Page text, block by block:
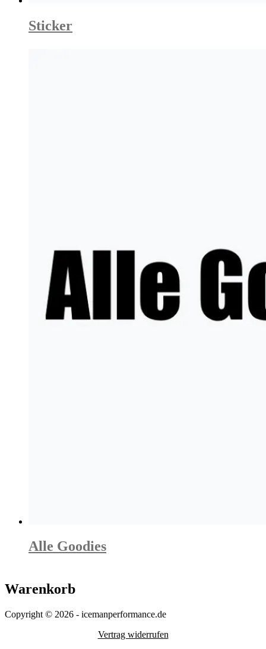
Sticker
Alle Goodies
Warenkorb
Copyright © 2026 - icemanperformance.de
Vertrag widerrufen